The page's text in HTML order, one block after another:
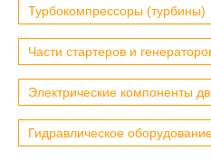
Турбокомпрессоры (турбины)
Части стартеров и
Электрические компоненты
Гидравлическое